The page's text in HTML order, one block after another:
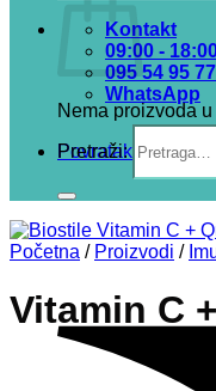
Nema proizvoda
Povratak u trgovinu
Kontakt
09:00 -
095 54 95
WhatsApp
Pretraži:
Početna / Proizvodi /
Vitamin C